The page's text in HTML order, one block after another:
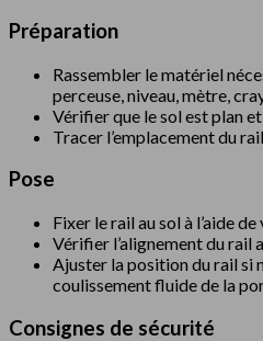
Préparation
Rassembler le matériel
perceuse, niveau, mètre,
Vérifier que le sol est plan
Tracer l’emplacement du
Pose
Fixer le rail au sol à l’aide
Vérifier l’alignement du rail
Ajuster la position du rail si
coulissement fluide de la
Consignes de sécurité